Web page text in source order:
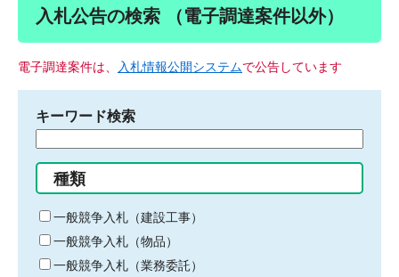
入札公告の検索 （電子調達案件以外）
電子調達案件は、 入札情報公開システムで公告しています
キーワード検索
る
キ
ー
ワ
ー
種類
一般競争入札（建設工事）
一般競争入札（物品）
一般競争入札（業務委託）